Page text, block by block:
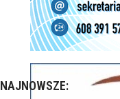
NAJNOWSZE: